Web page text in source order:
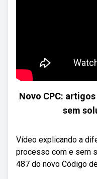
Novo CPC:
sem
Vídeo explicando a
processo com e sem
487 do novo Código